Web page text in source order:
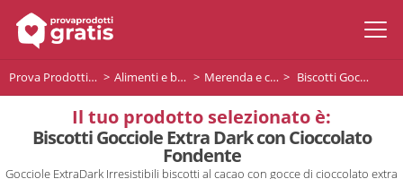
Prova Prodotti Gratis Alimenti e bevande Merenda e colazione Biscotti Gocciole Extra Dark con Cioccolato Fondente
Il tuo prodotto selezionato è:
Biscotti Gocciole Extra Dark con Cioccolato
Fondente
Gocciole ExtraDark Irresistibili biscotti al cacao con gocce di cioccolato extra